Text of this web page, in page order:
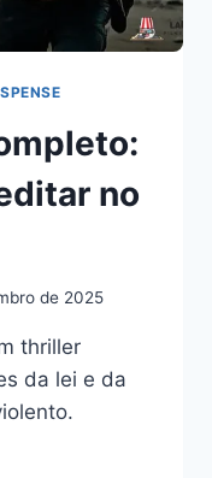
no
de 2025
thriller
da lei e da